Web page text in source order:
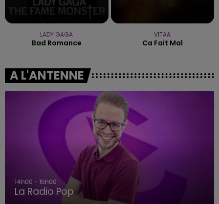
LADY GAGA
Bad Romance
VITAA
Ca Fait Mal
A L'ANTENNE
14h00 - 15h00
La Radio Pop